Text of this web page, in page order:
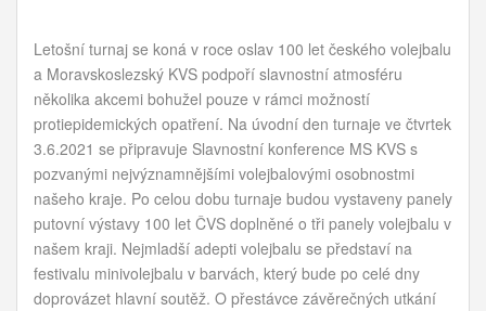
Letošní turnaj se koná v roce oslav 100 let českého volejbalu
a Moravskoslezský KVS podpoří slavnostní atmosféru
několika akcemi bohužel pouze v rámci možností
protiepidemických opatření. Na úvodní den turnaje ve čtvrtek
3.6.2021 se připravuje Slavnostní konference MS KVS s
pozvanými nejvýznamnějšími volejbalovými osobnostmi
našeho kraje. Po celou dobu turnaje budou vystaveny panely
putovní výstavy 100 let ČVS doplněné o tři panely volejbalu v
našem kraji. Nejmladší adepti volejbalu se představí na
festivalu minivolejbalu v barvách, který bude po celé dny
doprovázet hlavní soutěž. O přestávce závěrečných utkání